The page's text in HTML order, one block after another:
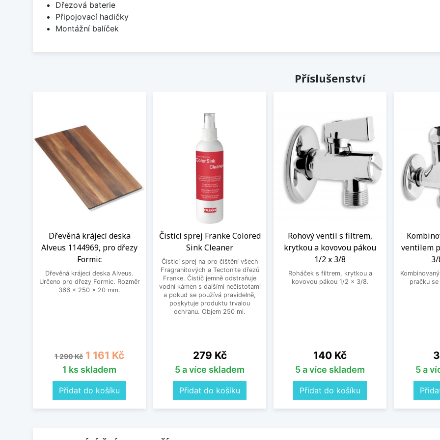
Dřezová baterie
Připojovací hadičky
Montážní balíček
Příslušenství
Dřevěná krájecí deska
Alveus 1144969, pro dřezy
Formic
Dřevěná krájecí deska Alveus.
Určeno pro dřezy Formic. Rozměr
366 x 250 x 20 mm.
Běžná cena
1 290 Kč Cena
1 161 Kč
1 ks skladem
Přidat do košíku
Čisticí sprej Franke Colored
Sink Cleaner
Čisticí sprej na pro čištění všech
Fragranitových a Tectonite dřezů
Franke. Čistič jemně odstraňuje
vodní kámen s dalšími nečistotami
a pokud se používá pravidelně,
poskytuje produktu trvalou
ochranu. Objem 250 ml.
Cena
279 Kč
5 a více skladem
Přidat do košíku
Rohový ventil s filtrem,
krytkou a kovovou pákou
1/2 x 3/8
Roháček s filtrem, krytkou a
kovovou pákou 1/2 x 3/8.
Cena
140 Kč
5 a více skladem
Přidat do košíku
ventilem
pračku
5 a